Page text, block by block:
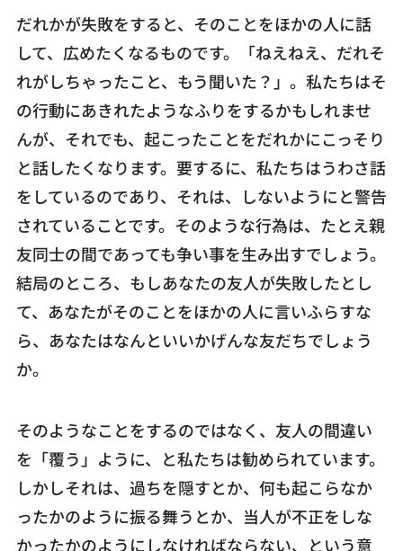
だれかが失敗をすると、そのことをほかの人に話
して、広めたくなるものです。「ねえねえ、だれそ
れがしちゃったこと、もう聞いた？」。私たちはそ
の行動にあきれたようなふりをするかもしれませ
んが、それでも、起こったことをだれかにこっそり
と話したくなります。要するに、私たちはうわさ話
をしているのであり、それは、しないようにと警告
されていることです。そのような行為は、たとえ親
友同士の間であっても争い事を生み出すでしょう。
結局のところ、もしあなたの友人が失敗したとし
て、あなたがそのことをほかの人に言いふらすな
ら、あなたはなんといいかげんな友だちでしょう
か。
そのようなことをするのではなく、友人の間違い
を「覆う」ように、と私たちは勧められています。
しかしそれは、過ちを隠すとか、何も起こらなか
ったかのように振る舞うとか、当人が不正をしな
かったかのようにしなければならない、という意